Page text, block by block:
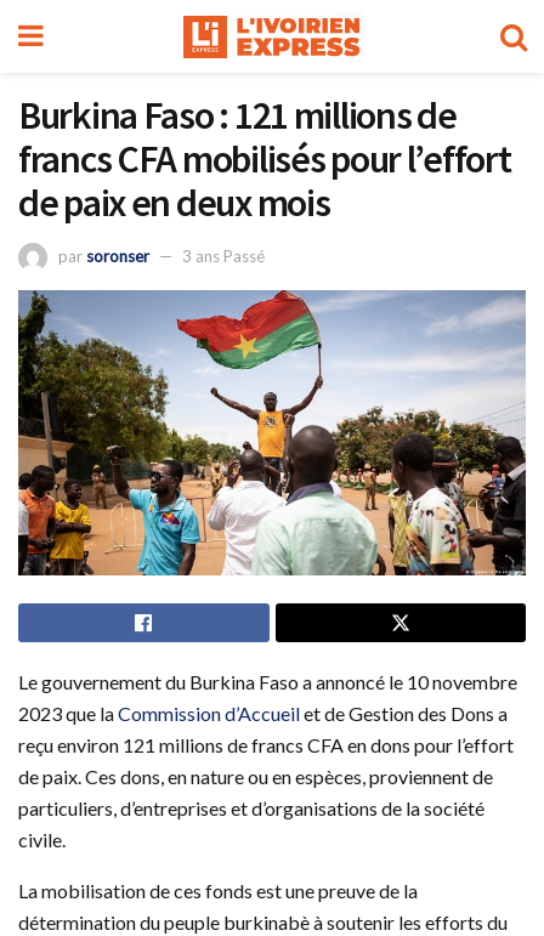
Burkina Faso : 121 millions de
francs CFA mobilisés pour l’effort
de paix en deux mois
par soronser 3 ans Passé
Le gouvernement du Burkina Faso a annoncé le 10 novembre
2023 que laCommission d’Accueilet de Gestion des Dons a
reçu environ 121 millions de francs CFA en dons pour l’effort
de paix. Ces dons, en nature ou en espèces, proviennent de
particuliers, d’entreprises et d’organisations de la société
civile.
La mobilisation de ces fonds est une preuve de la
détermination du peuple burkinabè à soutenir les efforts du